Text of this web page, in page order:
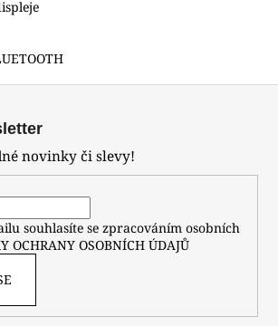
novinky či slevy!
souhlasíte se zpracováním osobních
OCHRANY OSOBNÍCH ÚDAJŮ